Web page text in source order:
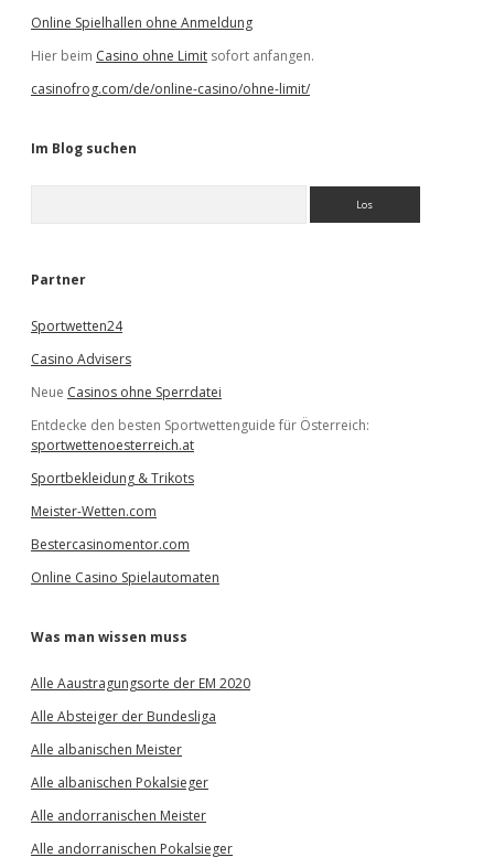
Online Spielhallen ohne Anmeldung
Hier beim Casino ohne Limit sofort anfangen.
casinofrog.com/de/online-casino/ohne-limit/
Im Blog suchen
e
Partner
Sportwetten24
Casino Advisers
Neue Casinos ohne Sperrdatei
Entdecke den besten Sportwettenguide für Österreich:
sportwettenoesterreich.at
Sportbekleidung & Trikots
Meister-Wetten.com
Bestercasinomentor.com
Online Casino Spielautomaten
Was man wissen muss
Alle Aaustragungsorte der EM 2020
Alle Absteiger der Bundesliga
Alle albanischen Meister
Alle albanischen Pokalsieger
Alle andorranischen Meister
Alle andorranischen Pokalsieger